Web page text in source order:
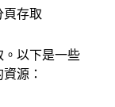
存取
以下是一些
源：